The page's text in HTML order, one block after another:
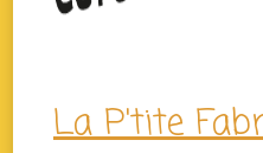
La P'tite